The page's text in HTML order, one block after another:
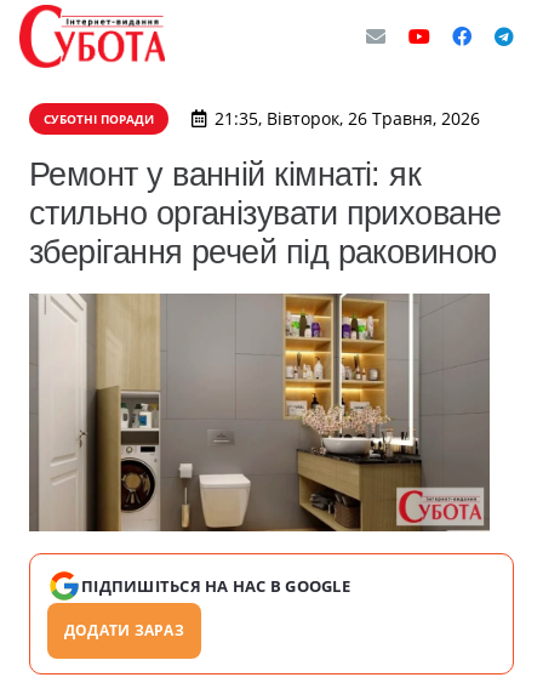
СУБОТНІ ПОРАДИ 21:35, Вівторок, 26 Травня, 2026
Ремонт у ванній кімнаті: як
стильно організувати приховане
зберігання речей під раковиною
ПІДПИШІТЬСЯ НА НАС В GOOGLE
ДОДАТИ ЗАРАЗ